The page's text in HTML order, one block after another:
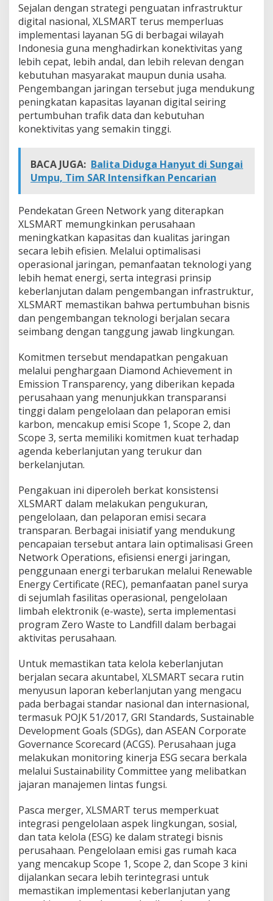
Sejalan dengan strategi penguatan infrastruktur
digital nasional, XLSMART terus memperluas
implementasi layanan 5G di berbagai wilayah
Indonesia guna menghadirkan konektivitas yang
lebih cepat, lebih andal, dan lebih relevan dengan
kebutuhan masyarakat maupun dunia usaha.
Pengembangan jaringan tersebut juga mendukung
peningkatan kapasitas layanan digital seiring
pertumbuhan trafik data dan kebutuhan
konektivitas yang semakin tinggi.
BACA JUGA: Balita Diduga Hanyut di Sungai
Umpu, Tim SAR Intensifkan Pencarian
Pendekatan Green Network yang diterapkan
XLSMART memungkinkan perusahaan
meningkatkan kapasitas dan kualitas jaringan
secara lebih efisien. Melalui optimalisasi
operasional jaringan, pemanfaatan teknologi yang
lebih hemat energi, serta integrasi prinsip
keberlanjutan dalam pengembangan infrastruktur,
XLSMART memastikan bahwa pertumbuhan bisnis
dan pengembangan teknologi berjalan secara
seimbang dengan tanggung jawab lingkungan.
Komitmen tersebut mendapatkan pengakuan
melalui penghargaan Diamond Achievement in
Emission Transparency, yang diberikan kepada
perusahaan yang menunjukkan transparansi
tinggi dalam pengelolaan dan pelaporan emisi
karbon, mencakup emisi Scope 1, Scope 2, dan
Scope 3, serta memiliki komitmen kuat terhadap
agenda keberlanjutan yang terukur dan
berkelanjutan.
Pengakuan ini diperoleh berkat konsistensi
XLSMART dalam melakukan pengukuran,
pengelolaan, dan pelaporan emisi secara
transparan. Berbagai inisiatif yang mendukung
pencapaian tersebut antara lain optimalisasi Green
Network Operations, efisiensi energi jaringan,
penggunaan energi terbarukan melalui Renewable
Energy Certificate (REC), pemanfaatan panel surya
di sejumlah fasilitas operasional, pengelolaan
limbah elektronik (e-waste), serta implementasi
program Zero Waste to Landfill dalam berbagai
aktivitas perusahaan.
Untuk memastikan tata kelola keberlanjutan
berjalan secara akuntabel, XLSMART secara rutin
menyusun laporan keberlanjutan yang mengacu
pada berbagai standar nasional dan internasional,
termasuk POJK 51/2017, GRI Standards, Sustainable
Development Goals (SDGs), dan ASEAN Corporate
Governance Scorecard (ACGS). Perusahaan juga
melakukan monitoring kinerja ESG secara berkala
melalui Sustainability Committee yang melibatkan
jajaran manajemen lintas fungsi.
Pasca merger, XLSMART terus memperkuat
integrasi pengelolaan aspek lingkungan, sosial,
dan tata kelola (ESG) ke dalam strategi bisnis
perusahaan. Pengelolaan emisi gas rumah kaca
yang mencakup Scope 1, Scope 2, dan Scope 3 kini
dijalankan secara lebih terintegrasi untuk
memastikan implementasi keberlanjutan yang